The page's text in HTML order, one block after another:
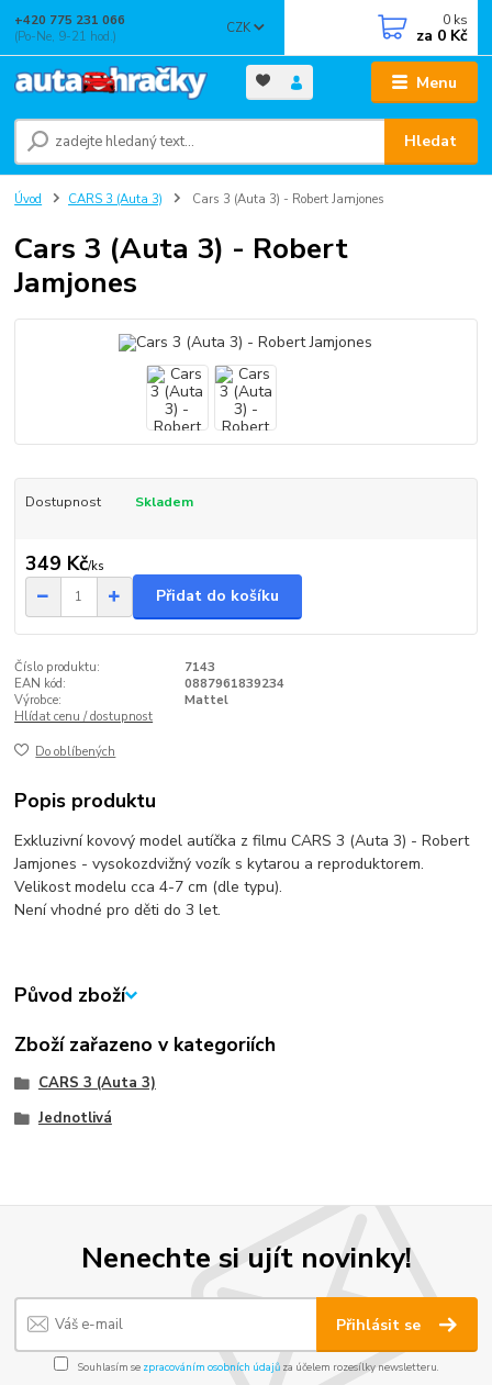
Menu
CZK
Hledat
+420 775 231 066
(Po-Ne, 9-21 hod.)
0 ks
za 0 Kč
Úvod CARS 3 (Auta 3) Cars 3 (Auta 3) - Robert Jamjones
Cars 3 (Auta 3) - Robert
Jamjones
Dostupnost Skladem
349 Kč/ks
Přidat do košíku
Číslo produktu:
7143
EAN kód:
0887961839234
Výrobce:
Mattel
Hlídat cenu / dostupnost
Do oblíbených
Popis produktu
Exkluzivní kovový model autíčka z filmu CARS 3 (Auta 3) - Robert
Jamjones - vysokozdvižný vozík s kytarou a reproduktorem.
Velikost modelu cca 4-7 cm (dle typu).
Není vhodné pro děti do 3 let.
Původ zboží
Zboží zařazeno v kategoriích
CARS 3 (Auta 3)
Jednotlivá
Nenechte si ujít novinky!
Přihlásit se
Souhlasím se zpracováním osobních údajůza účelem rozesílky newsletteru.